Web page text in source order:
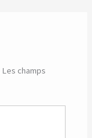
Les champs